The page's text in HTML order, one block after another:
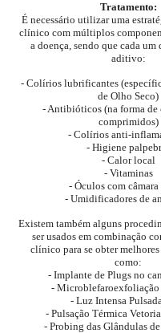
Tratamento:
É necessário utilizar uma
clínico com múltiplos
a doença, sendo que cada um
aditivo:
- Colírios lubrificantes
de Olho Seco)
- Antibióticos (na forma
comprimidos)
- Colírios anti-
- Higiene
- Calor local
- Vitaminas
- Óculos com
- Umidificadores de
Existem também alguns
ser usados em combinação
clínico para se obter
como:
- Implante de Plugs no
-
- Luz Intensa
- Pulsação Térmica
- Probing das Glândulas